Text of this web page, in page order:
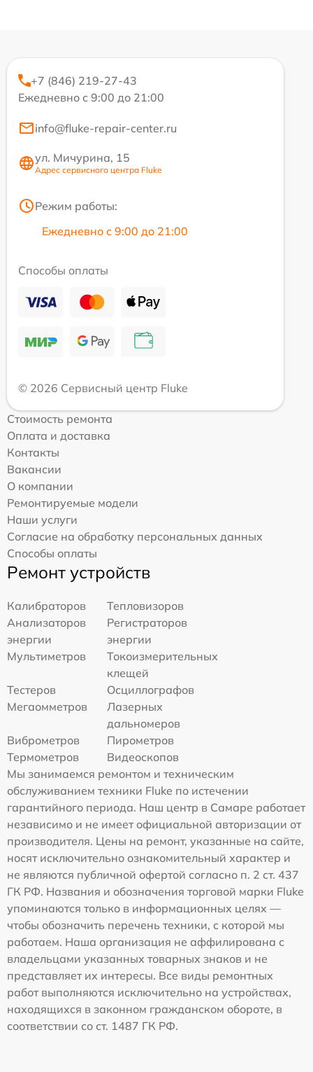
+7 (846) 219-27-43
Ежедневно с 9:00 до 21:00
info@fluke-repair-center.ru
ул. Мичурина, 15
Адрес сервисного центра Fluke
Режим работы:
Ежедневно с 9:00 до 21:00
Способы оплаты
© 2026 Сервисный центр Fluke
Стоимость ремонта
Оплата и доставка
Контакты
Вакансии
О компании
Ремонтируемые модели
Наши услуги
Согласие на обработку персональных данных
Способы оплаты
Ремонт устройств
Калибраторов
Тепловизоров
Анализаторов
энергии
Регистраторов
энергии
Мультиметров
Токоизмерительных
клещей
Тестеров
Осциллографов
Мегаомметров
Лазерных
дальномеров
Виброметров
Пирометров
Термометров
Видеоскопов
Мы занимаемся ремонтом и техническим
обслуживанием техники Fluke по истечении
гарантийного периода. Наш центр в Самаре работает
независимо и не имеет официальной авторизации от
производителя. Цены на ремонт, указанные на сайте,
носят исключительно ознакомительный характер и
не являются публичной офертой согласно п. 2 ст. 437
ГК РФ. Названия и обозначения торговой марки Fluke
упоминаются только в информационных целях —
чтобы обозначить перечень техники, с которой мы
работаем. Наша организация не аффилирована с
владельцами указанных товарных знаков и не
представляет их интересы. Все виды ремонтных
работ выполняются исключительно на устройствах,
находящихся в законном гражданском обороте, в
соответствии со ст. 1487 ГК РФ.